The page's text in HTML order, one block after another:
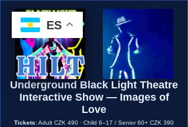
ES
Underground Black Light Theatre
Interactive Show — Images of
Love
Tickets:Adult CZK 490 · Child 6–17 / Senior 60+ CZK 390